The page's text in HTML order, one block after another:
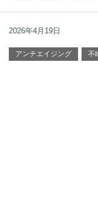
2026年4月19日
アンチエイジング 不